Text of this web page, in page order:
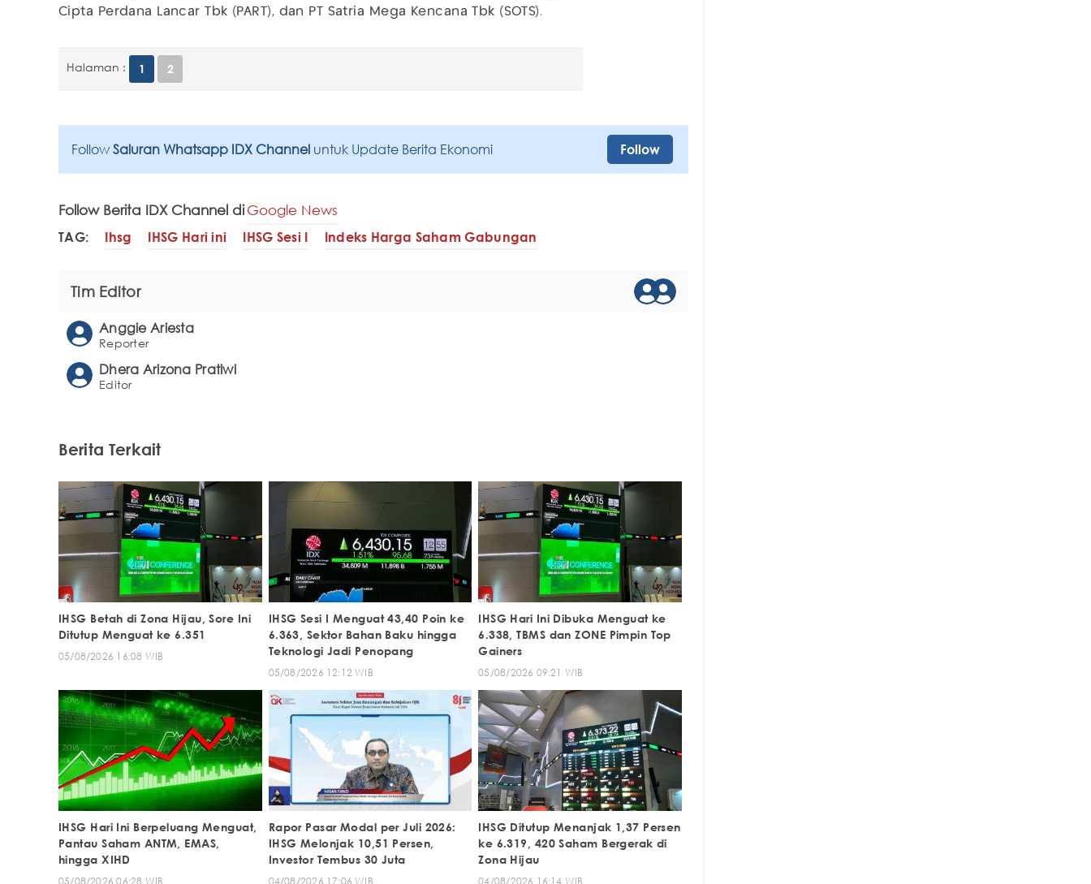
Cipta Perdana Lancar Tbk (PART), dan PT Satria Mega Kencana Tbk (SOTS).
Halaman : 1 2
Follow Saluran Whatsapp IDX Channel untuk Update Berita Ekonomi Follow
Follow Berita IDX Channel diGoogle News
TAG: Ihsg IHSG Hari ini IHSG Sesi I Indeks Harga Saham Gabungan
Tim Editor
Anggie Ariesta
Reporter
Dhera Arizona Pratiwi
Editor
Berita Terkait
IHSG Betah di Zona Hijau, Sore Ini
Ditutup Menguat ke 6.351
05/08/2026 16:08 WIB
IHSG Sesi I Menguat 43,40 Poin ke
6.363, Sektor Bahan Baku hingga
Teknologi Jadi Penopang
05/08/2026 12:12 WIB
IHSG Hari Ini Dibuka Menguat ke
6.338, TBMS dan ZONE Pimpin Top
Gainers
05/08/2026 09:21 WIB
IHSG Hari Ini Berpeluang Menguat,
Pantau Saham ANTM, EMAS,
hingga XIHD
05/08/2026 06:28 WIB
Rapor Pasar Modal per Juli 2026:
IHSG Melonjak 10,51 Persen,
Investor Tembus 30 Juta
04/08/2026 17:06 WIB
IHSG Ditutup Menanjak 1,37 Persen
ke 6.319, 420 Saham Bergerak di
Zona Hijau
04/08/2026 16:14 WIB